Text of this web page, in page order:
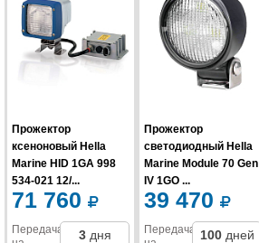
Прожектор
ксеноновый Hella
Marine HID 1GA 998
534-021 12/...
71 760
Передача
3 дня
Прожектор
светодиодный Hella
Marine Module 70 Gen
IV 1GO ...
39 470
Передача
100 дней